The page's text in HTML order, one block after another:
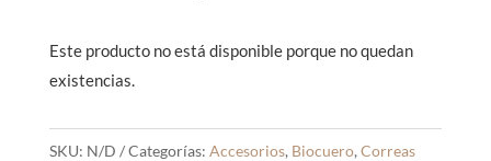
Este producto no está disponible porque no quedan
existencias.
SKU: N/D Categorías: Accesorios, Biocuero, Correas